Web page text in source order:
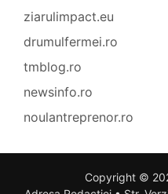
ziarulimpact.eu
drumulfermei.ro
tmblog.ro
newsinfo.ro
noulantreprenor.ro
Copyright ©